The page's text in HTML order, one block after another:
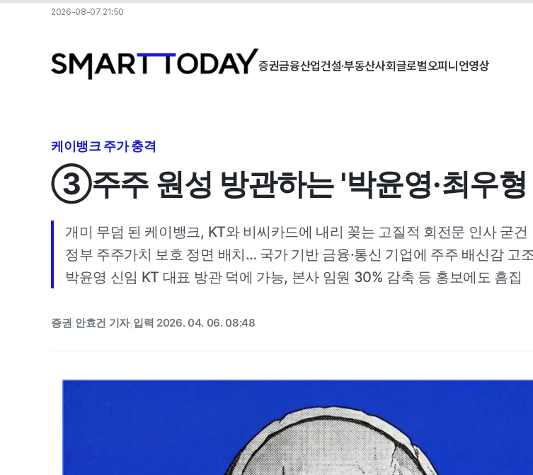
2026-08-07 21:50
증권금융산업건설·부동산사회글로벌오피니언영상
케이뱅크 주가 충격
③주주 원성 방관하는 '박윤영·최우형
개미 무덤 된 케이뱅크, KT와 비씨카드에 내리 꽂는 고질적 회전문 인사 굳건
정부 주주가치 보호 정면 배치… 국가 기반 금융·통신 기업에 주주 배신감 고
박윤영 신임 KT 대표 방관 덕에 가능, 본사 임원 30% 감축 등 홍보에도 흠집
증권 안효건 기자| 입력 2026. 04. 06. 08:48